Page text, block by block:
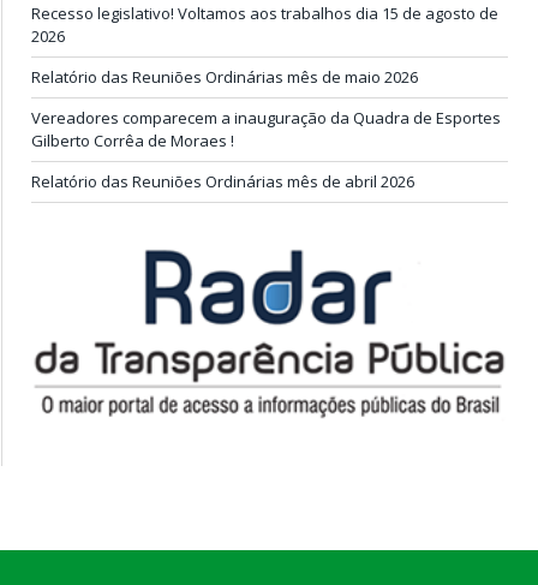
Recesso legislativo! Voltamos aos trabalhos dia 15 de agosto de
2026
Relatório das Reuniões Ordinárias mês de maio 2026
Vereadores comparecem a inauguração da Quadra de Esportes
Gilberto Corrêa de Moraes !
Relatório das Reuniões Ordinárias mês de abril 2026